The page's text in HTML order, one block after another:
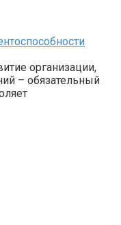
организации,
– обязательный